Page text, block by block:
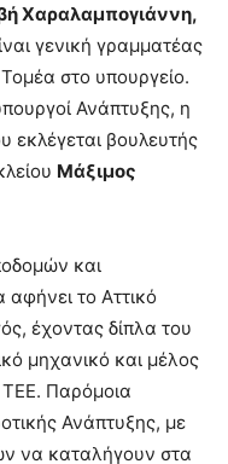
Χαραλαμπογιάννη,
γενική γραμματέας
στο υπουργείο.
Ανάπτυξης, η
εκλέγεται βουλευτής
Μάξιμος
και
αφήνει το Αττικό
έχοντας δίπλα του
μηχανικό και μέλος
ΤΕΕ. Παρόμοια
Ανάπτυξης, με
να καταλήγουν στα